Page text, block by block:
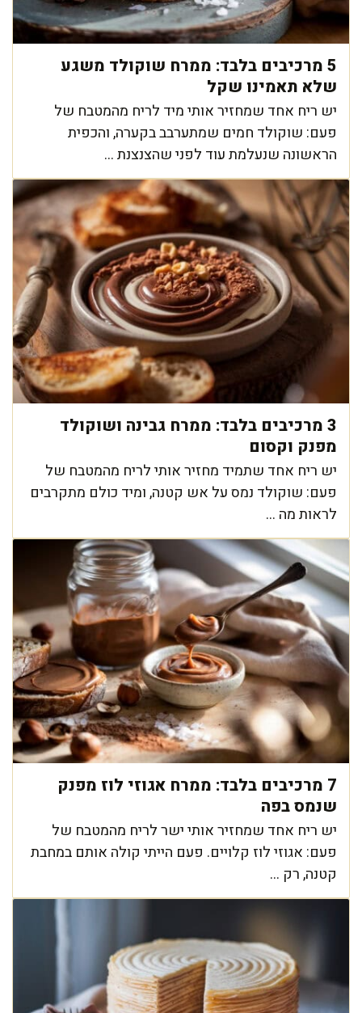
5 מרכיבים בלבד: ממרח שוקולד משגע
שלא תאמינו שקל
יש ריח אחד שמחזיר אותי מיד לריח מהמטבח של
פעם: שוקולד חמים שמתערבב בקערה, והכפית
הראשונה שנעלמת עוד לפני שהצנצנת ...
3 מרכיבים בלבד: ממרח גבינה ושוקולד
מפנק וקסום
יש ריח אחד שתמיד מחזיר אותי לריח מהמטבח של
פעם: שוקולד נמס על אש קטנה, ומיד כולם מתקרבים
לראות מה ...
7 מרכיבים בלבד: ממרח אגוזי לוז מפנק
שנמס בפה
יש ריח אחד שמחזיר אותי ישר לריח מהמטבח של
פעם: אגוזי לוז קלויים. פעם הייתי קולה אותם במחבת
קטנה, רק ...